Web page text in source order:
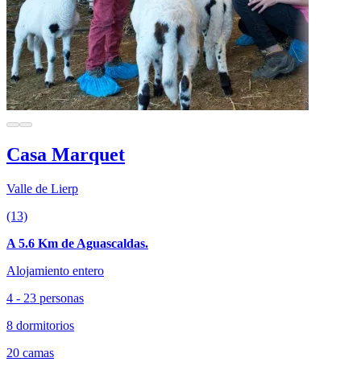
Casa Marquet
Valle de Lierp
(13)
A 5.6 Km de Aguascaldas.
Alojamiento entero
4 - 23 personas
8 dormitorios
20 camas